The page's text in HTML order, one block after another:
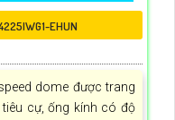
EHUN
dome được trang
cự, ống kính có độ